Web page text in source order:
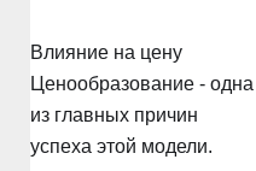
Влияние на цену
Ценообразование - одна
из главных причин
успеха этой модели.